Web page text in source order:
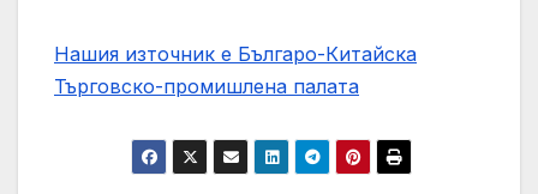
Нашия източник е Българо-Китайска
Търговско-промишлена палaта